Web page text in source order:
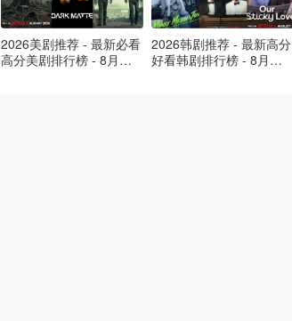
2026美剧推荐 - 最新必看
高分美剧排行榜 - 8月最
2026韩剧推荐 - 最新高分
好看韩剧排行榜 - 8月最